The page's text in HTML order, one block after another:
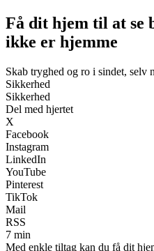
Få dit hjem til at se
ikke er hjemme
Skab tryghed og ro i sindet, selv
Sikkerhed
Sikkerhed
Del med hjertet
X
Facebook
Instagram
LinkedIn
YouTube
Pinterest
TikTok
Mail
RSS
7 min
Med enkle tiltag kan du få dit